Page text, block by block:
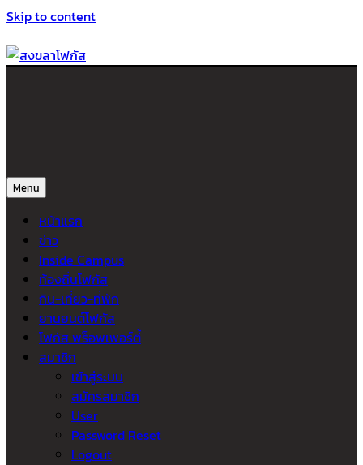
Skip to content
Menu
หน้าแรก
ข่าว
Inside Campus
ท้องถิ่นโฟกัส
กิน-เที่ยว-ที่พัก
ยานยนต์โฟกัส
โฟกัส พร็อพเพอร์ตี้
สมาชิก
เข้าสู่ระบบ
สมัครสมาชิก
User
Password Reset
Logout